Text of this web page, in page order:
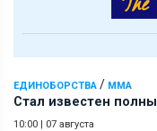
ЕДИНОБОРСТВА / ММА
Стал известен
10:00 | 07 августа